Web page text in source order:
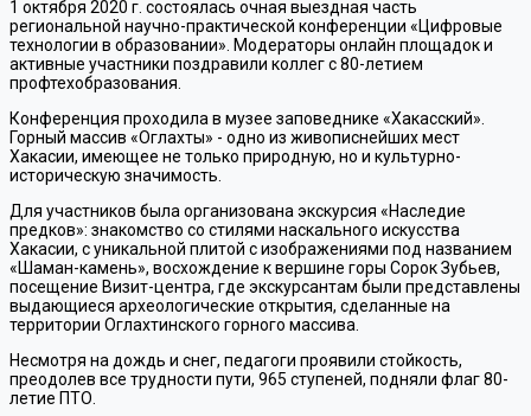
1 октября 2020 г. состоялась очная выездная часть
региональной научно-практической конференции «Цифровые
технологии в образовании». Модераторы онлайн площадок и
активные участники поздравили коллег с 80-летием
профтехобразования.
Конференция проходила в музее заповеднике «Хакасский».
Горный массив «Оглахты» - одно из живописнейших мест
Хакасии, имеющее не только природную, но и культурно-
историческую значимость.
Для участников была организована экскурсия «Наследие
предков»: знакомство со стилями наскального искусства
Хакасии, с уникальной плитой с изображениями под названием
«Шаман-камень», восхождение к вершине горы Сорок Зубьев,
посещение Визит-центра, где экскурсантам были представлены
выдающиеся археологические открытия, сделанные на
территории Оглахтинского горного массива.
Несмотря на дождь и снег, педагоги проявили стойкость,
преодолев все трудности пути, 965 ступеней, подняли флаг 80-
летие ПТО.